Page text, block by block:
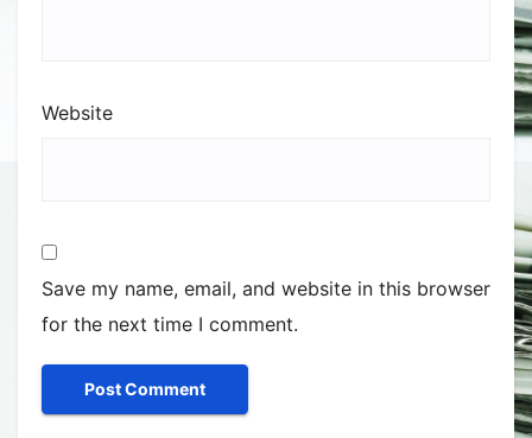
Website
Save my name, email, and website in this browser
for the next time I comment.